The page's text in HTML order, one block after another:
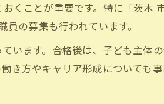
ル術
くことが重要です。特に「茨木
の募集も行われています。
います。合格後は、子ども主体
き方やキャリア形成についても